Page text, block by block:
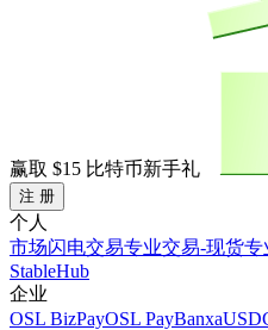
赢取 $15 比特币新手礼
注 册
个人
市场闪电交易专业交易-现货专
StableHub
企业
OSL BizPayOSL PayBanxa